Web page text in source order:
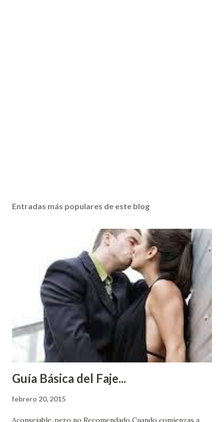
Entradas más populares de este blog
Guía Básica del Faje...
febrero 20, 2015
Aconsejable..pero no Recomendado Cuando comienzas a